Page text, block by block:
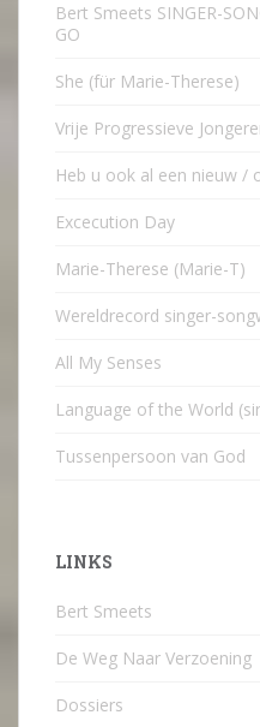
Bert Smeets SINGER-
GO
She (für Marie-Therese)
Vrije Progressieve
Heb u ook al een nieuw /
Excecution Day
Marie-Therese (Marie-T)
Wereldrecord singer-
All My Senses
Language of the World
Tussenpersoon van God
LINKS
Bert Smeets
De Weg Naar Verzoening
Dossiers